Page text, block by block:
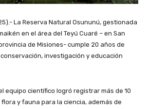
La Reserva Natural Osununú, gestionada
en el área del Teyú Cuaré – en San
de Misiones- cumple 20 años de
investigación y educación
equipo científico logró registrar más de 10
y fauna para la ciencia, además de